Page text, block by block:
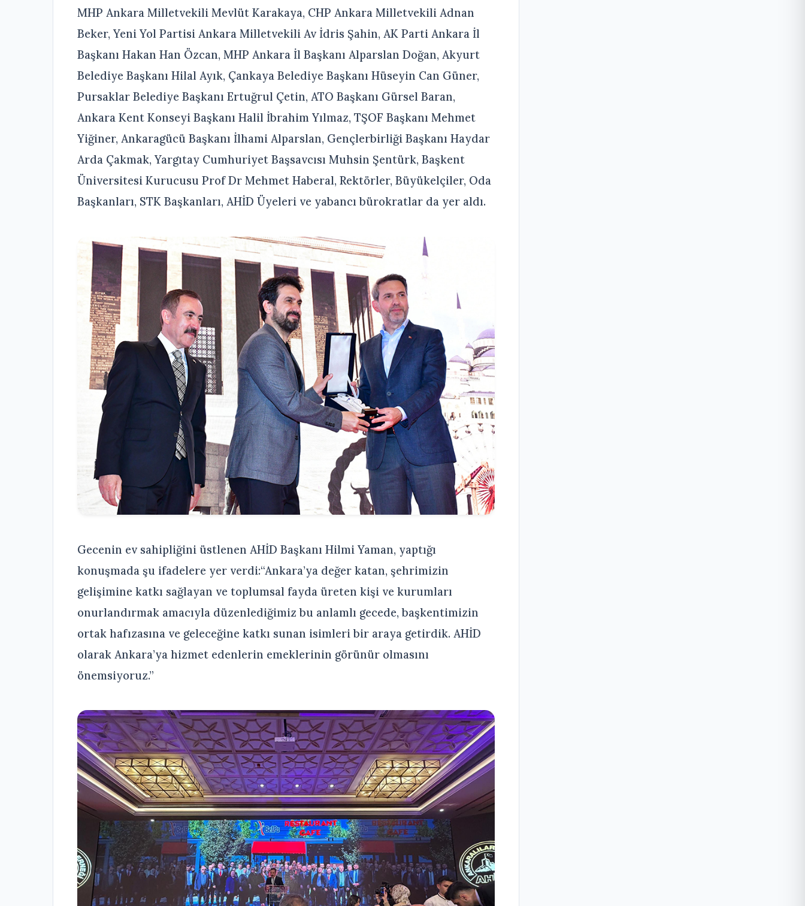
MHP Ankara Milletvekili Mevlüt Karakaya, CHP Ankara Milletvekili Adnan
Beker, Yeni Yol Partisi Ankara Milletvekili Av İdris Şahin, AK Parti Ankara İl
Başkanı Hakan Han Özcan, MHP Ankara İl Başkanı Alparslan Doğan, Akyurt
Belediye Başkanı Hilal Ayık, Çankaya Belediye Başkanı Hüseyin Can Güner,
Pursaklar Belediye Başkanı Ertuğrul Çetin, ATO Başkanı Gürsel Baran,
Ankara Kent Konseyi Başkanı Halil İbrahim Yılmaz, TŞOF Başkanı Mehmet
Yiğiner, Ankaragücü Başkanı İlhami Alparslan, Gençlerbirliği Başkanı Haydar
Arda Çakmak, Yargıtay Cumhuriyet Başsavcısı Muhsin Şentürk, Başkent
Üniversitesi Kurucusu Prof Dr Mehmet Haberal, Rektörler, Büyükelçiler, Oda
Başkanları, STK Başkanları, AHİD Üyeleri ve yabancı bürokratlar da yer aldı.
Gecenin ev sahipliğini üstlenen AHİD Başkanı Hilmi Yaman, yaptığı
konuşmada şu ifadelere yer verdi:“Ankara’ya değer katan, şehrimizin
gelişimine katkı sağlayan ve toplumsal fayda üreten kişi ve kurumları
onurlandırmak amacıyla düzenlediğimiz bu anlamlı gecede, başkentimizin
ortak hafızasına ve geleceğine katkı sunan isimleri bir araya getirdik. AHİD
olarak Ankara’ya hizmet edenlerin emeklerinin görünür olmasını
önemsiyoruz.”